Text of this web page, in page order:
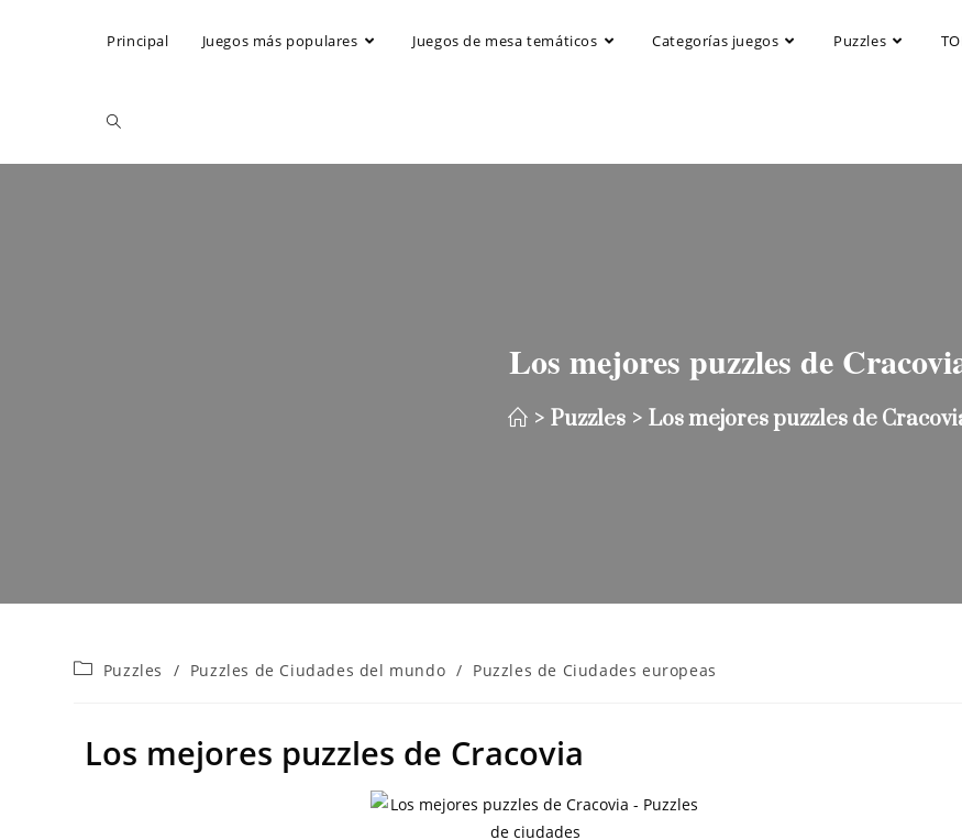
Principal Juegos más populares Juegos de mesa temáticos Categorías juegos Puzzles
Los mejores puzzles de
> Puzzles > Los mejores puzzles de
Puzzles / Puzzles de Ciudades del mundo / Puzzles de Ciudades europeas
Los mejores puzzles de Cracovia